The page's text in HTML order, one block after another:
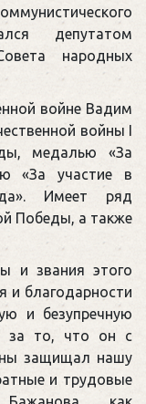
депутатом
народных
войне Вадим
войны I
медалью «За
«За участие в
Имеет ряд
Победы, а также
и звания этого
и благодарности
и безупречную
за то, что он с
защищал нашу
и трудовые